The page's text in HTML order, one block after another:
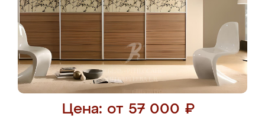
Цена: от 57 000 ₽